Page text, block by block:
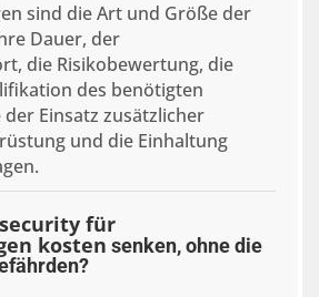
sind die Art und Größe der
Dauer, der
die Risikobewertung, die
des benötigten
Einsatz zusätzlicher
und die Einhaltung
security für
kosten senken, ohne die